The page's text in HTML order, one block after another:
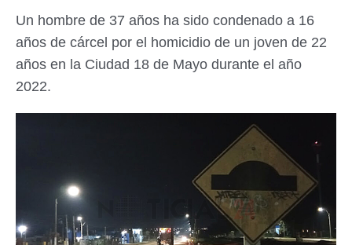
Un hombre de 37 años ha sido condenado a 16
años de cárcel por el homicidio de un joven de 22
años en la Ciudad 18 de Mayo durante el año
2022.